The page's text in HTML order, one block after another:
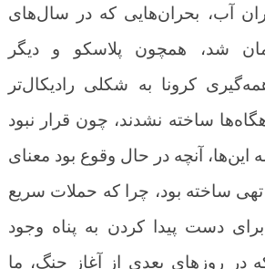
آب، بحران‌هایی که در سال‌های
شد، همچون پلاسکو و دیگر
کرونا به شکلی رادیکال‌تر
ساخته نشدند، چون قرار نبود
این‌ها، آنچه در حال وقوع بود معنای
تهی ساخته بود، چرا که حملات سریع
دست پیدا کردن به پناه وجود
در روزهای بعدی از آغاز جنگ، ما